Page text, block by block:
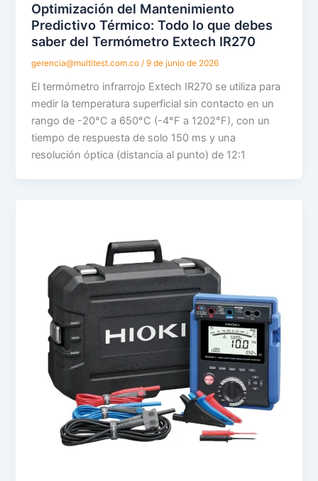
Optimización del Mantenimiento
Predictivo Térmico: Todo lo que debes
saber del Termómetro Extech IR270
gerencia@multitest.com.co/9 de junio de 2026
El termómetro infrarrojo Extech IR270 se utiliza para
medir la temperatura superficial sin contacto en un
rango de -20°C a 650°C (-4°F a 1202°F), con un
tiempo de respuesta de solo 150 ms y una
resolución óptica (distancia al punto) de 12:1